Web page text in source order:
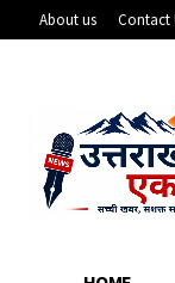
About us Contact